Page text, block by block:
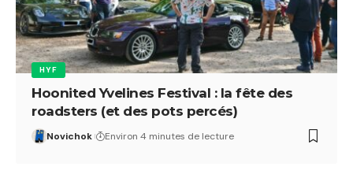
HYF
Hoonited Yvelines Festival : la fête des
roadsters (et des pots percés)
Novichok Environ 4 minutes de lecture